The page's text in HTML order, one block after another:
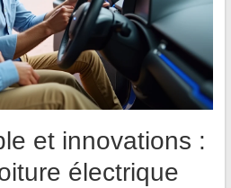
et innovations :
électrique